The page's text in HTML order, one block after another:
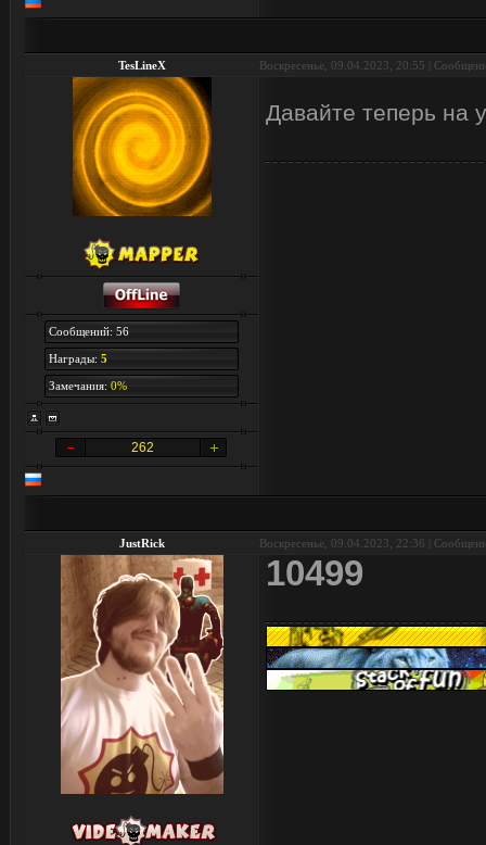
TesLineX Воскресенье, 09.04.2023, 20:55 |
Сообщений: 56
Награды: 5
Замечания: 0%
262
Давайте теперь на
JustRick Воскресенье, 09.04.2023, 22:36 |
10499